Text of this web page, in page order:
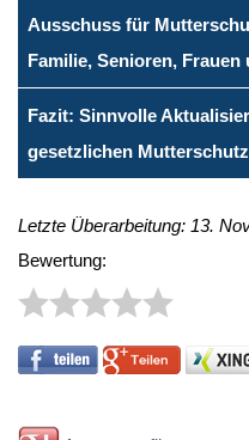
Ausschuss für
Familie, Senioren,
Fazit: Sinnvolle
gesetzlichen
Letzte Überarbeitung: 13.
Bewertung: